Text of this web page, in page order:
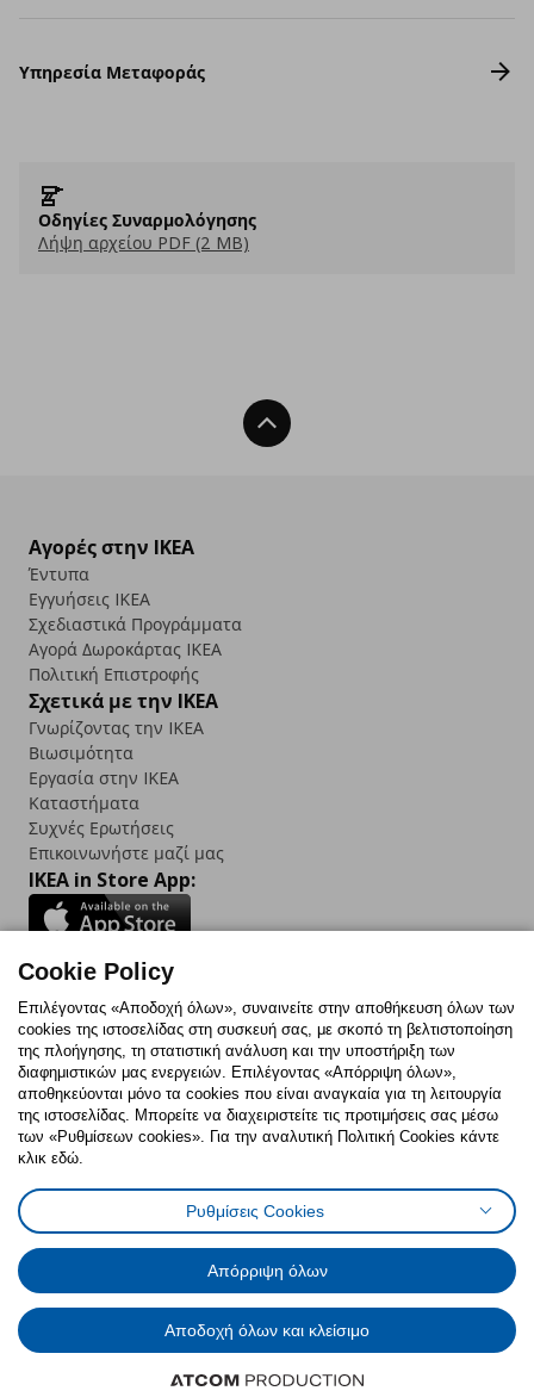
Υπηρεσία Μεταφοράς
Οδηγίες Συναρμολόγησης
Λήψη αρχείου PDF (2 MB)
Back To Top
Αγορές στην IKEA
Έντυπα
Εγγυήσεις IKEA
Σχεδιαστικά Προγράμματα
Αγορά Δωρoκάρτας IKEA
Πολιτική Επιστροφής
Σχετικά με την IKEA
Γνωρίζοντας την IKEA
Βιωσιμότητα
Εργασία στην IKEA
Καταστήματα
Συχνές Ερωτήσεις
Επικοινωνήστε μαζί μας
IKEA in Store App:
Follow us:
FacebookInstagram
TikTokYoutubePinterestTwitter
Πολιτική CookiesΔήλωση ψηφιακής προσβασιμότητας
Ρυθμίσεις cookiesΌροι Χρήσης
Γενική Πολιτική Προσωπικών Δεδομένων
Πολιτική Προσωπικών Δεδομένων για ΙΚΕΑ.gr
Κώδικας Καταναλωτικής Δεοντολογίας
© Inter-IKEA Systems B.V. 1999 - 2025
Cookie Policy
Επιλέγοντας «Αποδοχή όλων», συναινείτε στην αποθήκευση όλων των
cookies της ιστοσελίδας στη συσκευή σας, με σκοπό τη βελτιστοποίηση
της πλοήγησης, τη στατιστική ανάλυση και την υποστήριξη των
διαφημιστικών μας ενεργειών. Επιλέγοντας «Απόρριψη όλων»,
αποθηκεύονται μόνο τα cookies που είναι αναγκαία για τη λειτουργία
της ιστοσελίδας. Μπορείτε να διαχειριστείτε τις προτιμήσεις σας μέσω
των «Ρυθμίσεων cookies». Για την αναλυτική Πολιτική Cookies κάντε
κλικ εδώ.
Ρυθμίσεις Cookies
Απόρριψη όλων
Αποδοχή όλων και κλείσιμο